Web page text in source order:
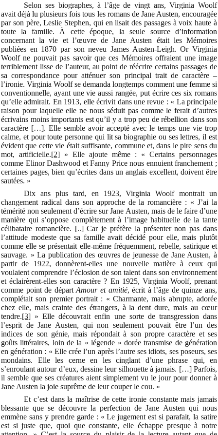
Selon ses biographes, à l’âge de vingt ans, Virginia Woolf
avait déjà lu plusieurs fois tous les romans de Jane Austen, encouragée
par son père, Leslie Stephen, qui en lisait des passages à voix haute à
toute la famille. À cette époque, la seule source d’information
concernant la vie et l’œuvre de Jane Austen était les Mémoires
publiées en 1870 par son neveu James Austen-Leigh. Or Virginia
Woolf ne pouvait pas savoir que ces Mémoires offraient une image
terriblement lisse de l’auteur, au point de réécrire certains passages de
sa correspondance pour atténuer son principal trait de caractère –
l’ironie. Virginia Woolf se demanda longtemps comment une femme si
conventionnelle, ayant une vie aussi rangée, put écrire ces six romans
qu’elle admirait. En 1913, elle écrivit dans une revue : « La principale
raison pour laquelle elle ne nous séduit pas comme le ferait d’autres
écrivains moins importants est qu’il y a trop peu de rébellion dans son
caractère […]. Elle semble avoir accepté avec le temps une vie trop
calme, et pour toute personne qui lit sa biographie ou ses lettres, il est
évident que cette vie était suffisante, commune et, dans le pire sens du
mot, artificielle.[2] » Elle ajoute même : « Certains personnages
comme Elinor Dashwood et Fanny Price nous ennuient franchement ;
certaines pages, bien qu’écrites dans un anglais excellent, doivent être
sautées. »
Dix ans plus tard, en 1923, Virginia Woolf montrait un
changement radical dans son approche de la romancière : « J’ai la
témérité non seulement d’écrire sur Jane Austen, mais de le faire d’une
manière qui s’oppose complètement à l’image habituelle de la tante
célibataire romancière. [..] Car je préfère la présenter non pas dans
l’attitude modeste que sa famille avait décidé pour elle, mais plutôt
comme elle se présentait elle-même fréquemment, rebelle, satirique et
sauvage. » La publication des œuvres de jeunesse de Jane Austen, à
partir de 1922, donnèrent-elles une nouvelle matière à ceux qui
voulaient comprendre l’éclosion de son talent dans son environnement
et éclairèrent-elles son caractère ? En 1925, Virginia Woolf, prenant
comme point de départAmour et amitié, écrit à l’âge de quinze ans,
complétait son premier portrait : « Charmante, mais abrupte, adorée
chez elle, mais crainte des étrangers, à la dent dure, mais au cœur
tendre.[3] » Elle découvrait enfin une sorte de transgression dans
l’esprit de Jane Austen, qui non seulement pouvait être l’un des
indices de son génie, mais répondait à son propre caractère et ses
goûts littéraires, loin de la « légende » dorée transmise de génération
en génération : « Elle crée l’un après l’autre ses idiots, ses poseurs, ses
mondains. Elle les cerne en les cinglant d’une phrase qui, en
s’enroulant autour d’eux, dessine leur silhouette à jamais. […] Parfois,
il semble que ses créatures aient simplement vu le jour pour donner à
Jane Austen la joie suprême de leur couper le cou. »
Et c’est dans la maîtrise de cette ironie constante mais jamais
blessante que se découvre la perfection de Jane Austen qui nous
emmène sans y prendre garde : « Le jugement est si parafait, la satire
est si juste que, quoi que constante, elle échappe presque à notre